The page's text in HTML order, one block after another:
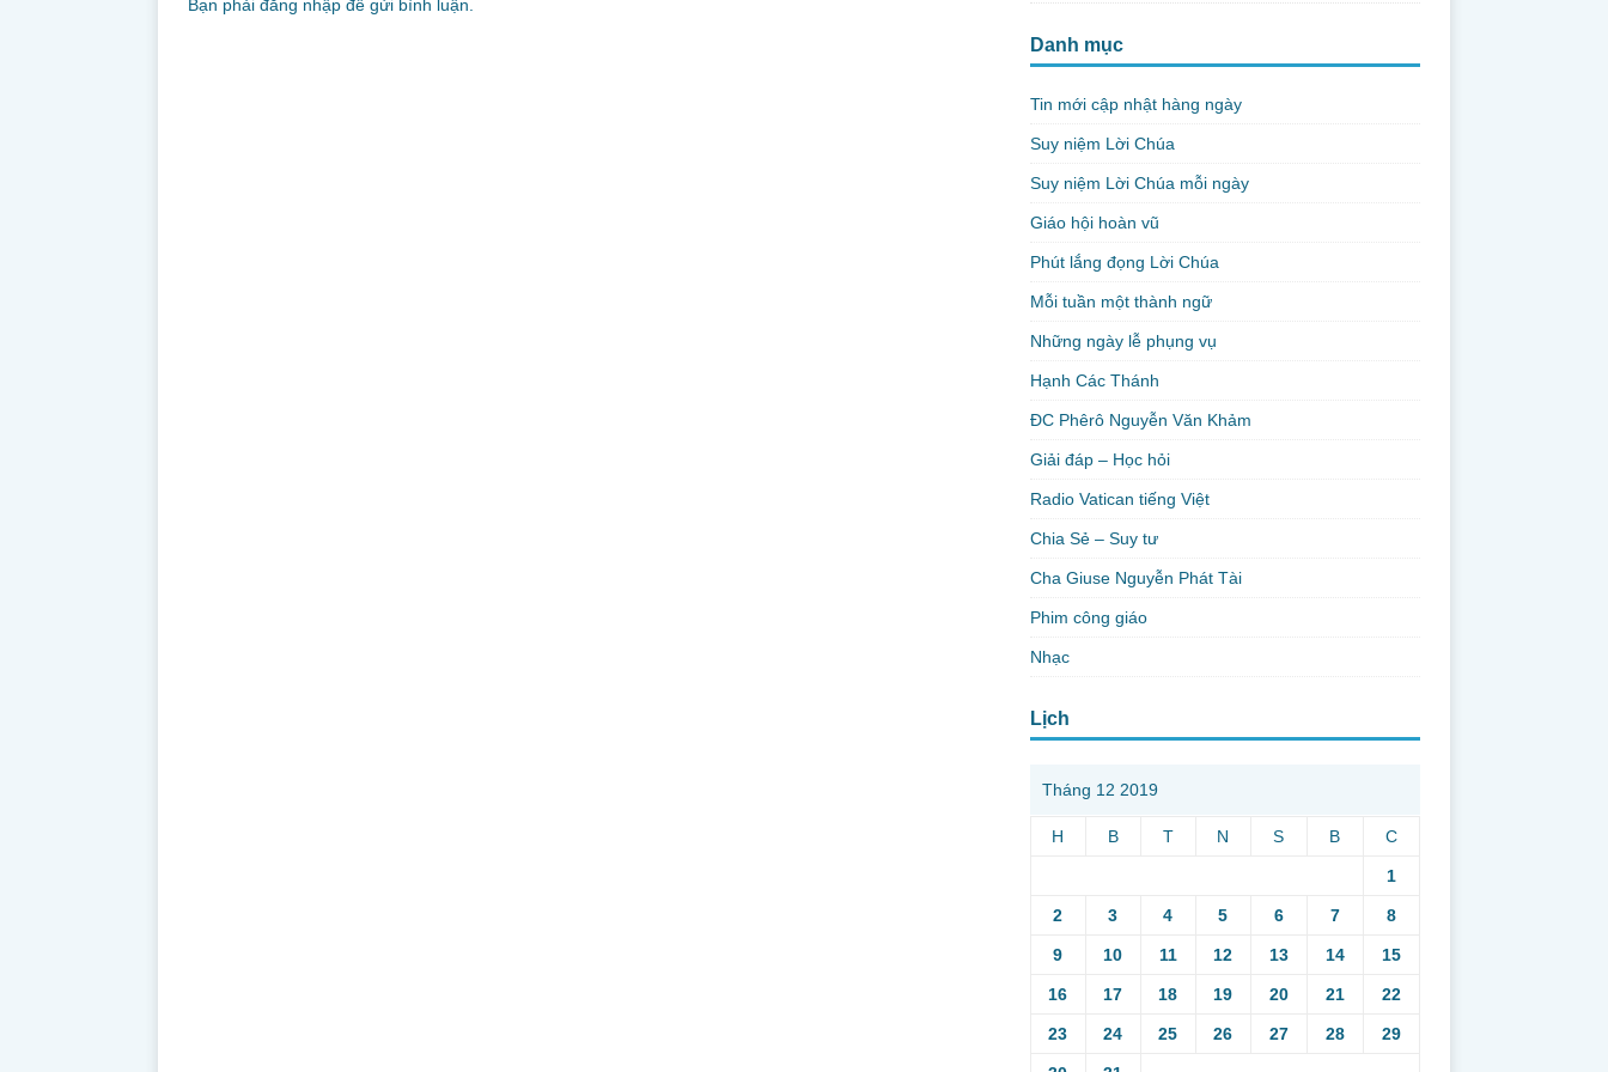
Bạn phải đăng nhập để gửi bình luận.
Danh mục
Tin mới cập nhật hàng ngày
Suy niệm Lời Chúa
Suy niệm Lời Chúa mỗi ngày
Giáo hội hoàn vũ
Phút lắng đọng Lời Chúa
Mỗi tuần một thành ngữ
Những ngày lễ phụng vụ
Hạnh Các Thánh
ĐC Phêrô Nguyễn Văn Khảm
Giải đáp – Học hỏi
Radio Vatican tiếng Việt
Chia Sẻ – Suy tư
Cha Giuse Nguyễn Phát Tài
Phim công giáo
Nhạc
Lịch
Tháng 12 2019
H B T N S B C
1
2 3 4 5 6 7 8
9 10 11 12 13 14 15
16 17 18 19 20 21 22
23 24 25 26 27 28 29